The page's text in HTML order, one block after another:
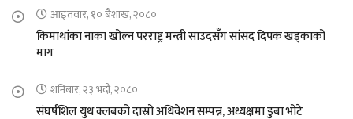
आइतवार, १० बैशाख, २०८०
किमाथांका नाका खोल्न परराष्ट्र मन्त्री साउदसँग सांसद दिपक खड्काको
माग
शनिबार, २३ भदौ, २०८०
संघर्षशिल युथ क्लबको दास्रो अधिवेशन सम्पन्न, अध्यक्षमा डुबा भोटे